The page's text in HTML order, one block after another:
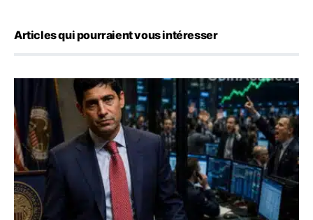
Articles qui pourraient vous intéresser
Emploi américain : 23 000 postes détruits en juillet, les